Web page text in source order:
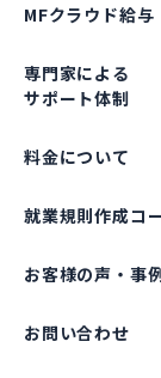
MFクラウド給与
専門家による
サポート体制
料金について
就業規則作成コ
お客様の声・事
お問い合わせ